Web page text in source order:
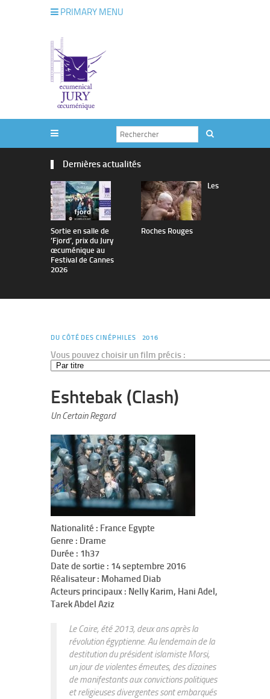
PRIMARY MENU
Dernières actualités
Sortie en salle de
’Fjord’, prix du Jury
œcuménique au
Festival de Cannes
2026
Les
Roches Rouges
DU CÔTÉ DES CINÉPHILES 2016
Vous pouvez choisir un film précis :
Eshtebak (Clash)
Un Certain Regard
Nationalité : France Egypte
Genre : Drame
Durée : 1h37
Date de sortie : 14 septembre 2016
Réalisateur : Mohamed Diab
Acteurs principaux : Nelly Karim, Hani Adel,
Tarek Abdel Aziz
Le Caire, été 2013, deux ans après la
révolution égyptienne. Au lendemain de la
destitution du président islamiste Morsi,
un jour de violentes émeutes, des dizaines
de manifestants aux convictions politiques
et religieuses divergentes sont embarqués